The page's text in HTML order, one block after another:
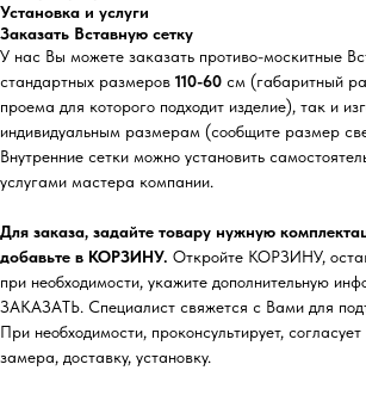
Установка и услуги
Заказать Вставную сетку
У нас Вы можете заказать противо-москитные
стандартных размеров 110-60 см (габаритный
проема для которого подходит изделие), так и
индивидуальным размерам (сообщите размер
Внутренние сетки можно установить
услугами мастера компании.
Для заказа, задайте товару нужную
добавьте в КОРЗИНУ. Откройте КОРЗИНУ,
при необходимости, укажите дополнительную
ЗАКАЗАТЬ. Специалист свяжется с Вами для
При необходимости, проконсультирует,
замера, доставку, установку.